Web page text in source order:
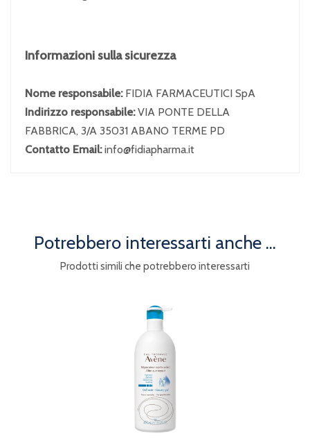
Informazioni sulla sicurezza
Nome responsabile: FIDIA FARMACEUTICI SpA
Indirizzo responsabile:VIA PONTE DELLA
FABBRICA, 3/A 35031 ABANO TERME PD
Contatto Email:info@fidiapharma.it
Potrebbero interessarti anche ...
Prodotti simili che potrebbero interessarti